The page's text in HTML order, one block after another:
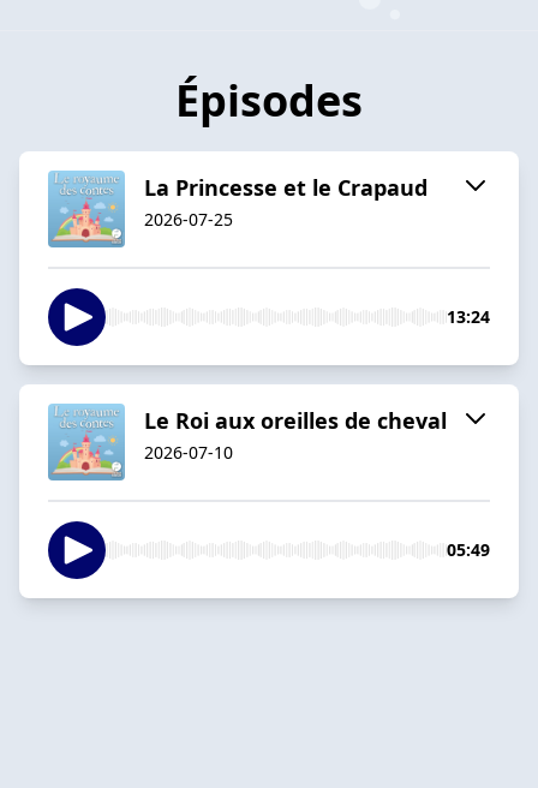
Épisodes
La Princesse et le Crapaud
2026-07-25
13:24
Le Roi aux oreilles de cheval
2026-07-10
05:49